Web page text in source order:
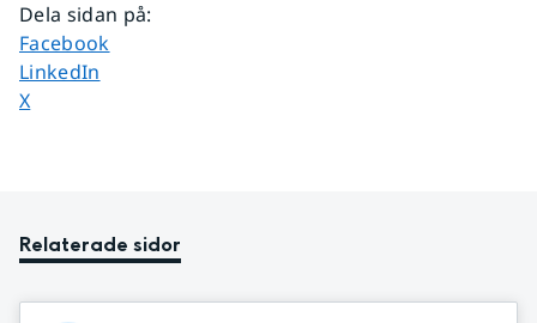
Dela sidan på:
Dela sidan på
Facebook
Dela sidan på
LinkedIn
Dela sidan på
X
Relaterade sidor